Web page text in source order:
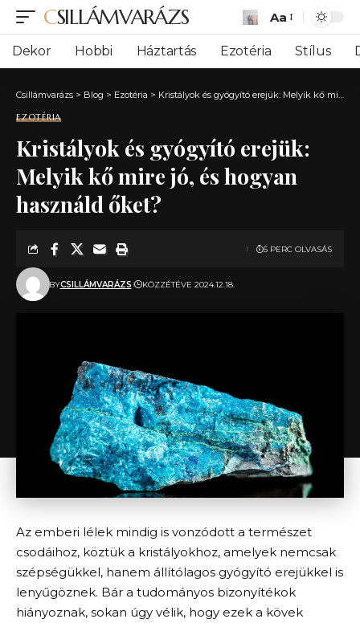
CSILLÁMVARÁZS
Font
Resizer
Aa
Dekor Hobbi Háztartás Ezotéria Stílus
Csillámvarázs > Blog > Ezotéria > Kristályok és gyógyító erejük: Melyik kő mire jó, és hogyan használd őket?
EZOTÉRIA
Kristályok és gyógyító erejük:
Melyik kő mire jó, és hogyan
használd őket?
BYCSILLÁMVARÁZS KÖZZÉTÉVE 2024.12.18.
5 PERC OLVASÁS
Az emberi lélek mindig is vonzódott a természet
csodáihoz, köztük a kristályokhoz, amelyek nemcsak
szépségükkel, hanem állítólagos gyógyító erejükkel is
lenyűgöznek. Bár a tudományos bizonyítékok
hiányoznak, sokan úgy vélik, hogy ezek a kövek